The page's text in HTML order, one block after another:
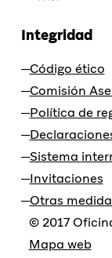
Integridad
Código ético
Comisión
Política de
Sistema
Invitaciones
Otras
© 2017
Mapa web